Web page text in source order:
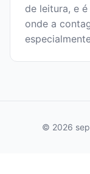
de leitura, e
onde a
© 2026